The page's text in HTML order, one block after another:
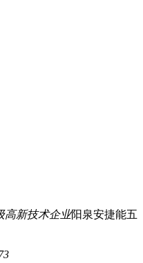
高新技术企业阳泉安捷能五